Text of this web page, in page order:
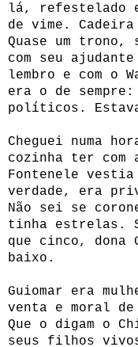
lá, refestelado
de vime.
Quase um trono,
com seu
lembro e com o
era o de
políticos.
Cheguei numa
cozinha ter com
Fontenele vestia
verdade, era
Não sei se
tinha estrelas.
que cinco, dona
baixo.
Guiomar era
venta e moral
Que o digam o
seus filhos